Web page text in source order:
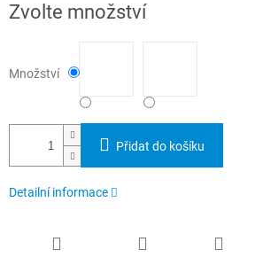
cena:
Zvolte množství
Množství
Přidat do košíku
Detailní informace